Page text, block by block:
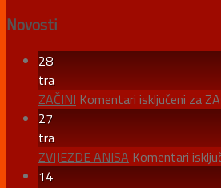
Novosti
28
tra
ZAČINI Komentari isključeni za
27
tra
ZVIJEZDE ANISA Komentari
14